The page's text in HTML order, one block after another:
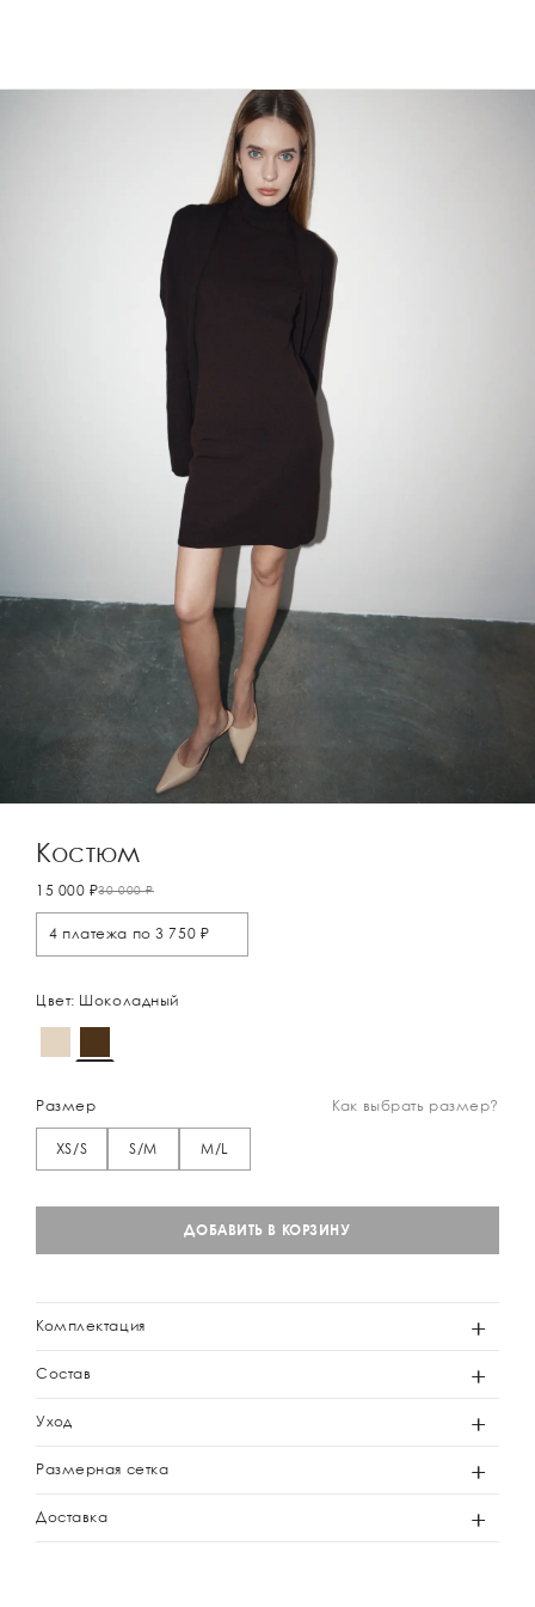
Костюм
15 000 ₽30 000 ₽
4 платежа по 3 750 ₽
Цвет: Шоколадный
Размер Как выбрать размер?
XS/S S/M M/L
ДОБАВИТЬ В КОРЗИНУ
Комплектация
Состав
Уход
Размерная сетка
Доставка